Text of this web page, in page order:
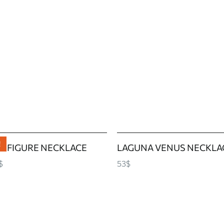
FIGURE NECKLACE LAGUNA VENUS
53$